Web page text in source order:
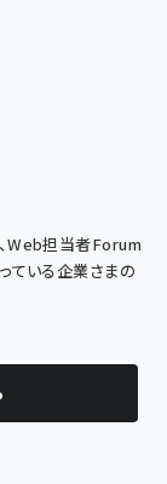
Web担当者Forum
ている企業さまの